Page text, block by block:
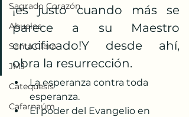
Sagrado Corazón
Abuelos
Santa Clara
JMJ
Catequesis
Cafarnaúm
¡es justo cuando más se
parece a su Maestro
crucificado!Y desde ahí,
obra la resurrección.
La esperanza contra toda
esperanza.
El poder del Evangelio en